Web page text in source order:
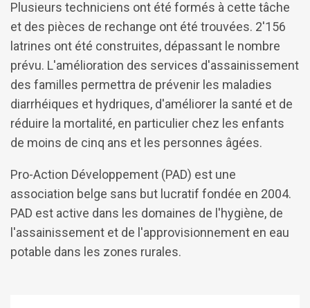
Plusieurs techniciens ont été formés à cette tâche
et des pièces de rechange ont été trouvées. 2'156
latrines ont été construites, dépassant le nombre
prévu. L'amélioration des services d'assainissement
des familles permettra de prévenir les maladies
diarrhéiques et hydriques, d'améliorer la santé et de
réduire la mortalité, en particulier chez les enfants
de moins de cinq ans et les personnes âgées.
Pro-Action Développement (PAD) est une
association belge sans but lucratif fondée en 2004.
PAD est active dans les domaines de l'hygiène, de
l'assainissement et de l'approvisionnement en eau
potable dans les zones rurales.